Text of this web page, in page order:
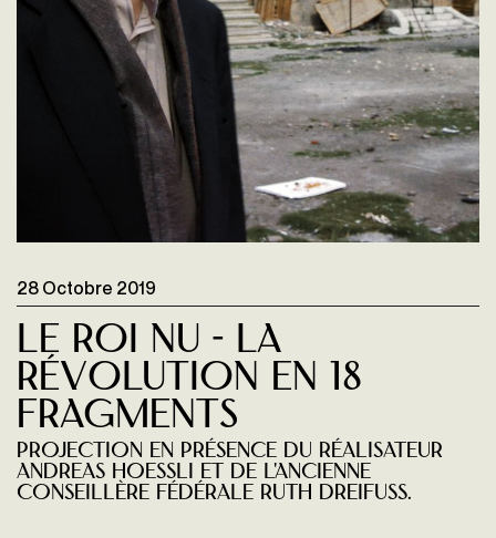
28 Octobre 2019
Le Roi nu - La
révolution en 18
fragments
Projection en présence du réalisateur
Andreas Hoessli et de l'ancienne
conseillère fédérale Ruth Dreifuss.